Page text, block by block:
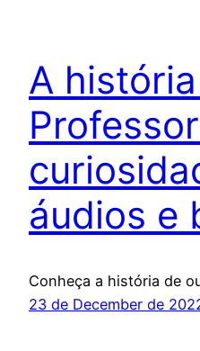
A
áudios e
Conheça a história de
23 de December de